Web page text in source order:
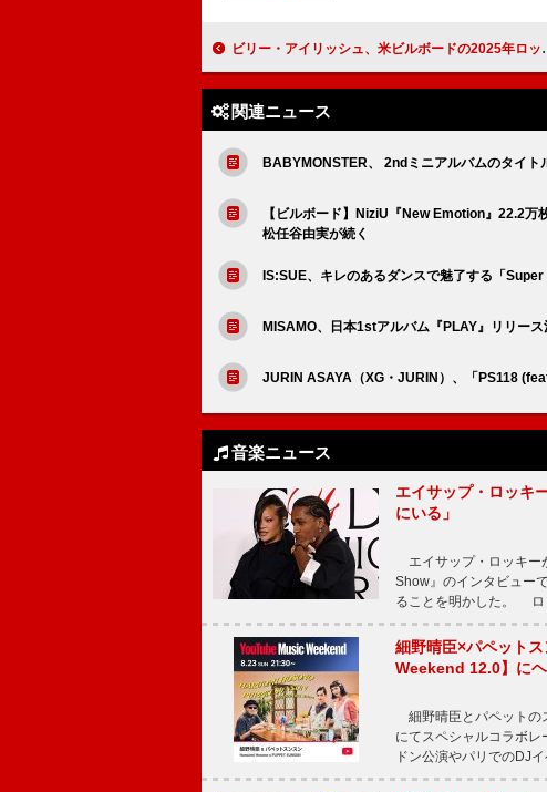
ビリー・アイリッシュ、米ビルボードの2025年ロック＆オルタナ年間チャートでアルバム＆ソング制覇
関連ニュース
BABYMONSTER、 2ndミニアルバムのタイト
【ビルボード】NiziU『New Emotion』22.2
松任谷由実が続く
IS:SUE、キレのあるダンスで魅了する「
MISAMO、日本1stアルバム『PLAY』リリー
JURIN ASAYA（XG・JURIN）、「PS118
音楽ニュース
エイサップ・ロッキ
にいる」
エイサップ・ロッキー
Show』のインタビュー
ることを明かした。 ロ
細野晴臣×パペット
Weekend 12.0】に
細野晴臣とパペットの
にてスペシャルコラボ
ドン公演やパリでのDJ